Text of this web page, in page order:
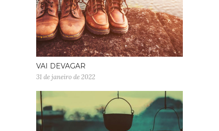
VAI DEVAGAR
31 de janeiro de 2022